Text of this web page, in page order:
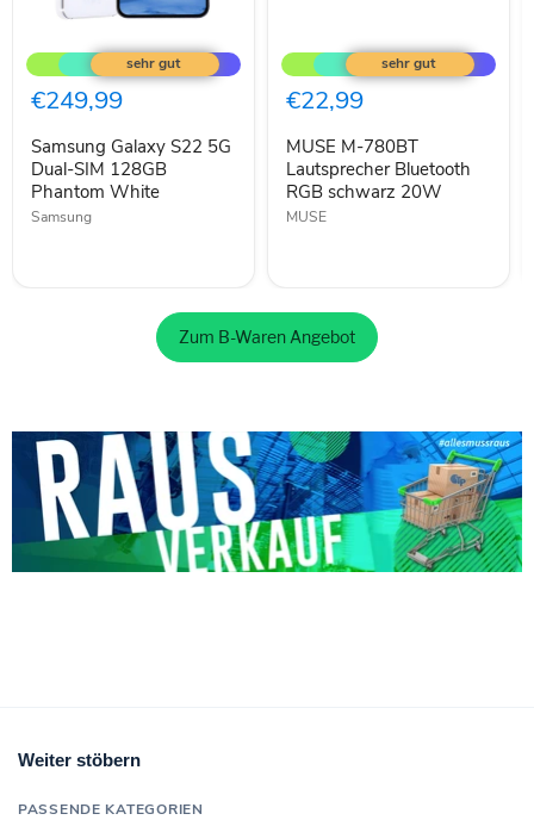
Galaxy
S22
5G
Dual-
128GB
Phantom
White
€249,99
Samsung Galaxy S22 5G
Dual-SIM 128GB
Phantom White
Samsung
M-
780BT
Lautsprecher
Bluetooth
schwarz
20W
€22,99
MUSE M-780BT
Lautsprecher Bluetooth
RGB schwarz 20W
MUSE
Zum B-Waren Angebot
Weiter stöbern
PASSENDE KATEGORIEN